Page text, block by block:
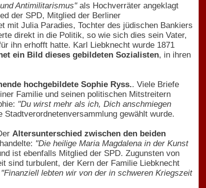
Antimilitarismus"als Hochverräter angeklagt
der SPD, Mitglied der Berliner
mit Julia Paradies, Tochter des jüdischen Bankiers
direkt in die Politik, so wie sich dies sein Vater,
ihn erhofft hatte. Karl Liebknecht wurde 1871
ein Bild dieses gebildeten Sozialisten, in ihren
hochgebildete Sophie Ryss.. Viele Briefe
Familie und seinen politischen Mitstreitern
"Du wirst mehr als ich, Dich anschmiegen
gewählt wurde.
Altersunterschied zwischen den beiden
"Die heilige Maria Magdalena in der Kunst
ist ebenfalls Mitglied der SPD. Zugunsten von
sind turbulent, der Kern der Familie Liebknecht
"Finanziell lebten wir von der in schweren Kriegszeit